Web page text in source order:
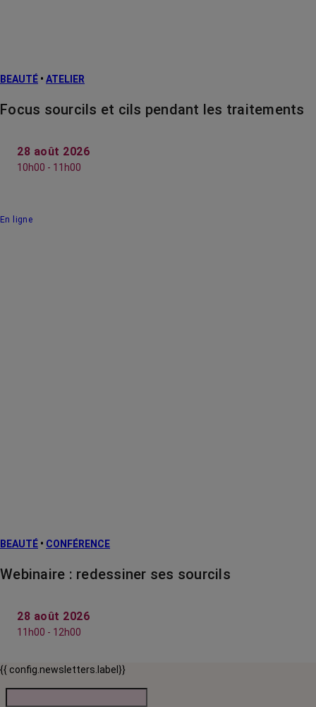
BEAUTÉ • ATELIER
Focus sourcils et cils pendant les traitements
28 août 2026
10h00 - 11h00
En ligne
BEAUTÉ • CONFÉRENCE
Webinaire : redessiner ses sourcils
28 août 2026
11h00 - 12h00
{{ config.newsletters.label}}